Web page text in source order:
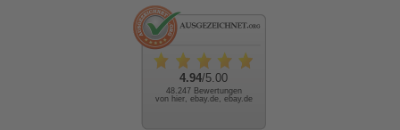
4.94/5.00
48.247 Bewertungen
von hier, ebay.de, ebay.de